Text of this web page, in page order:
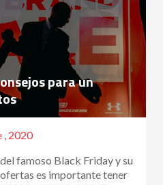
para un
, 2020
famoso Black Friday y su
es importante tener